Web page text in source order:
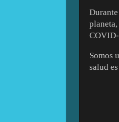
COVID-
Somos
salud